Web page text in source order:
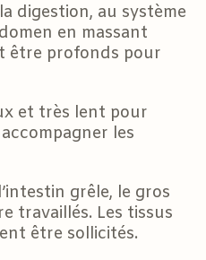
digestion, au système
en massant
être profonds pour
et très lent pour
les
grêle, le gros
travaillés. Les tissus
être sollicités.